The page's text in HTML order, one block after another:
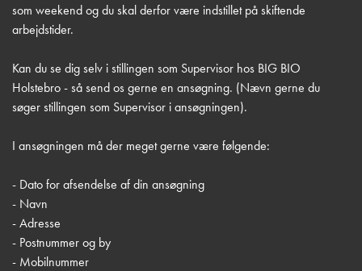
som weekend og du skal derfor være indstillet på skiftende
arbejdstider.
Kan du se dig selv i stillingen som Supervisor hos BIG BIO
Holstebro - så send os gerne en ansøgning. (Nævn gerne du
søger stillingen som Supervisor i ansøgningen).
I ansøgningen må der meget gerne være følgende:
- Dato for afsendelse af din ansøgning
- Navn
- Adresse
- Postnummer og by
- Mobilnummer